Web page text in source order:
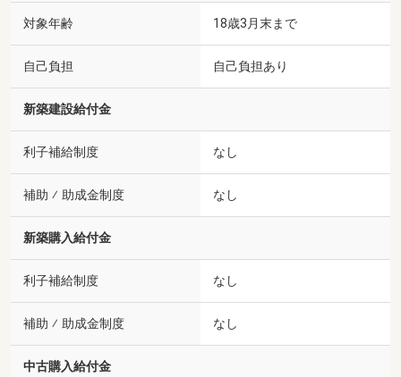
対象年齢 18歳3月末まで
自己負担 自己負担あり
新築建設給付金
利子補給制度 なし
補助 ⁄ 助成金制度 なし
新築購入給付金
利子補給制度 なし
補助 ⁄ 助成金制度 なし
中古購入給付金